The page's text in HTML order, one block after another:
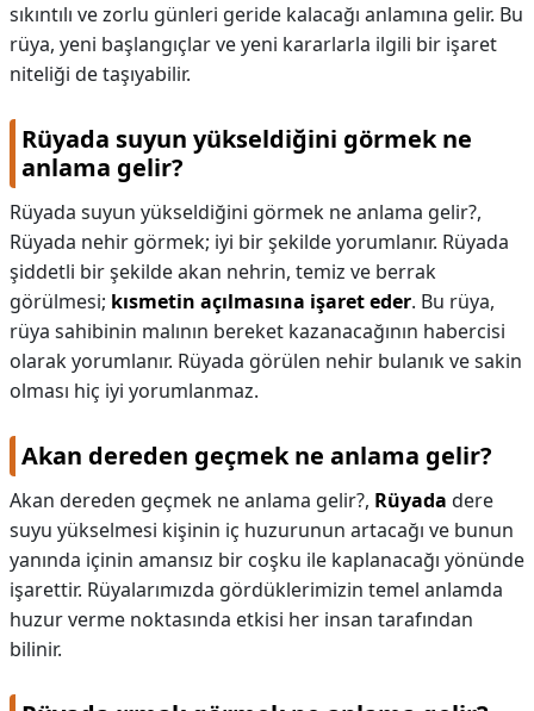
sıkıntılı ve zorlu günleri geride kalacağı anlamına gelir. Bu
rüya, yeni başlangıçlar ve yeni kararlarla ilgili bir işaret
niteliği de taşıyabilir.
Rüyada suyun yükseldiğini görmek ne
anlama gelir?
Rüyada suyun yükseldiğini görmek ne anlama gelir?,
Rüyada nehir görmek; iyi bir şekilde yorumlanır. Rüyada
şiddetli bir şekilde akan nehrin, temiz ve berrak
görülmesi; kısmetin açılmasına işaret eder. Bu rüya,
rüya sahibinin malının bereket kazanacağının habercisi
olarak yorumlanır. Rüyada görülen nehir bulanık ve sakin
olması hiç iyi yorumlanmaz.
Akan dereden geçmek ne anlama gelir?
Akan dereden geçmek ne anlama gelir?, Rüyada dere
suyu yükselmesi kişinin iç huzurunun artacağı ve bunun
yanında içinin amansız bir coşku ile kaplanacağı yönünde
işarettir. Rüyalarımızda gördüklerimizin temel anlamda
huzur verme noktasında etkisi her insan tarafından
bilinir.